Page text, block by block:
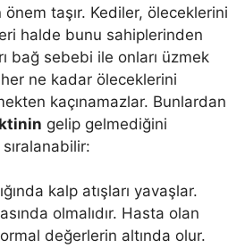
taşır. Kediler, öleceklerini
halde bunu sahiplerinden
bağ sebebi ile onları üzmek
her ne kadar öleceklerini
kaçınamazlar. Bunlardan
gelip gelmediğini
kalp atışları yavaşlar.
olmalıdır. Hasta olan
değerlerin altında olur.